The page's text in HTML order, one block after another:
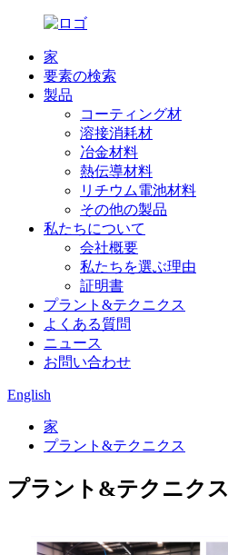
家
要素の検索
製品
コーティング材
溶接消耗材
冶金材料
熱伝導材料
リチウム電池材料
その他の製品
私たちについて
会社概要
私たちを選ぶ理由
証明書
プラント&テクニクス
よくある質問
ニュース
お問い合わせ
English
家
プラント&テクニクス
プラント&テクニクス